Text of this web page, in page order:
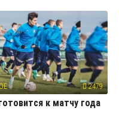
2479
к матчу года